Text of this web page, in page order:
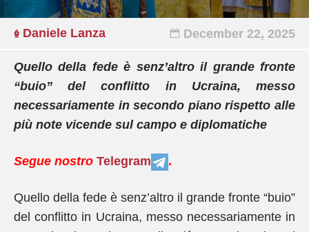
Daniele Lanza December 22, 2025
Quello della fede è senz’altro il grande fronte
“buio” del conflitto in Ucraina, messo
necessariamente in secondo piano rispetto alle
più note vicende sul campo e diplomatiche
Segue nostro Telegram .
Quello della fede è senz’altro il grande fronte “buio”
del conflitto in Ucraina, messo necessariamente in